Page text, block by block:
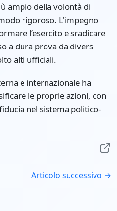
ampio della volontà di
rigoroso. L'impegno
l’esercito e sradicare
a dura prova da diversi
alti ufficiali.
e internazionale ha
le proprie azioni, con
nel sistema politico-
Articolo successivo →